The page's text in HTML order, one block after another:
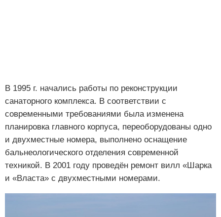
В 1995 г. начались работы по реконструкции
санаторного комплекса. В соответствии с
современными требованиями была изменена
планировка главного корпуса, переоборудованы одно
и двухместные номера, выполнено оснащение
бальнеологического отделения современной
техникой. В 2001 году проведён ремонт вилл «Шарка
и «Власта» с двухместными номерами.